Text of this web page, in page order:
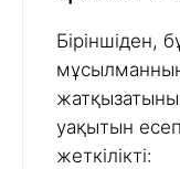
Біріншіден,
уақытын
жеткілікті: